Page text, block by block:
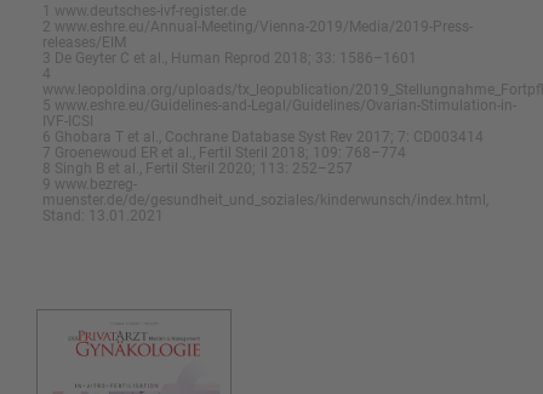
1 www.deutsches-ivf-register.de
2 www.eshre.eu/Annual-Meeting/Vienna-2019/Media/2019-Press-
releases/EIM
3 De Geyter C et al., Human Reprod 2018; 33: 1586–1601
4
www.leopoldina.org/uploads/tx_leopublication/
5 www.eshre.eu/Guidelines-and-Legal/Guidelines/Ovarian-Stimulation-in-
IVF-ICSI
6 Ghobara T et al., Cochrane Database Syst Rev 2017; 7: CD003414
7 Groenewoud ER et al., Fertil Steril 2018; 109: 768–774
8 Singh B et al., Fertil Steril 2020; 113: 252–257
9 www.bezreg-
muenster.de/de/gesundheit_und_soziales/kinderwunsch/index.html,
Stand: 13.01.2021